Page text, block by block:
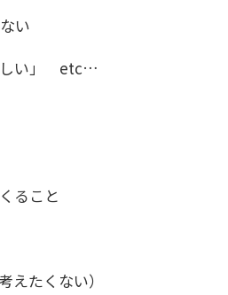
い
しい」 etc…
ること
えたくない）